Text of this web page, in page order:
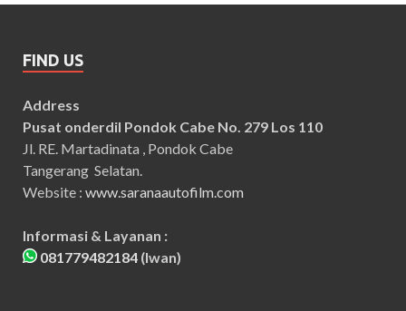
FIND US
Address
Pusat onderdil Pondok Cabe No. 279 Los 110
Jl. RE. Martadinata , Pondok Cabe
Tangerang Selatan.
Website : www.saranaautofilm.com
Informasi & Layanan :
081779482184 (Iwan)